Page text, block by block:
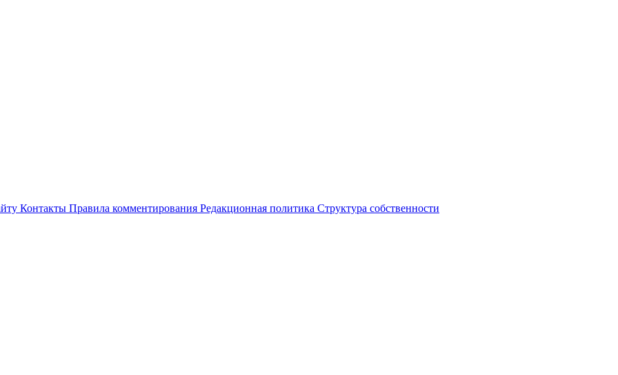
Контакты Правила комментирования Редакционная политика Структура собственности